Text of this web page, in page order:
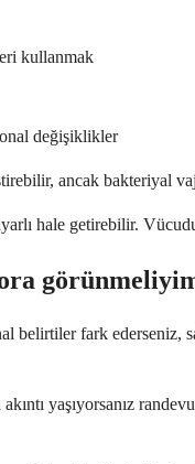
kullanmak
değişiklikler
ancak bakteriyal
hale getirebilir.
belirtiler fark
yaşıyorsanız